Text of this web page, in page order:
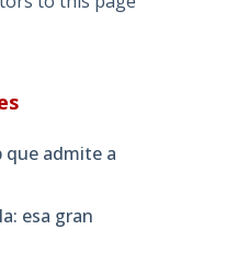
que admite a
esa gran